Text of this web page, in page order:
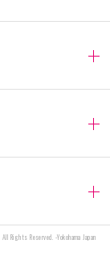
All Rights Reserved. -Yokohama Japan